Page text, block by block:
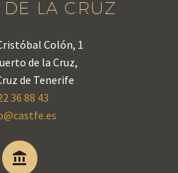
DE LA CRUZ
Colón, 1
de la Cruz,
de Tenerife
36 88 43

